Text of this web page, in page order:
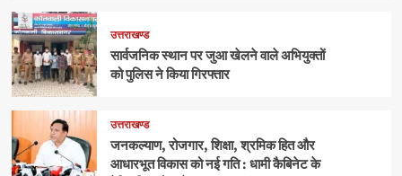
उत्तराखण्ड
सार्वजनिक स्थान पर जुआ खेलने वाले अभियुक्तों
को पुलिस ने किया गिरफ्तार
उत्तराखण्ड
जनकल्याण, रोजगार, शिक्षा, श्रमिक हित और
आधारभूत विकास को नई गति : धामी कैबिनेट के